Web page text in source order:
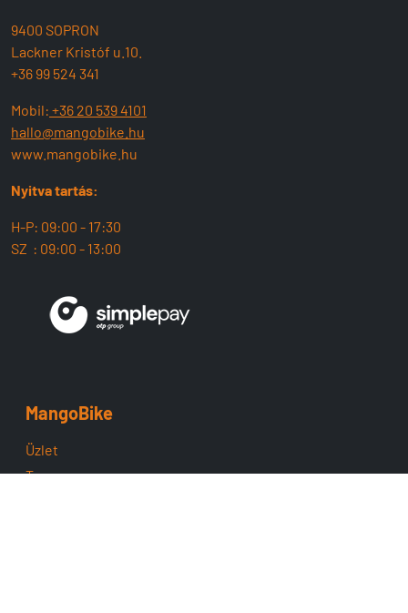
9400 SOPRON
Lackner Kristóf u.10.
+36 99 524 341
Mobil: +36 20 539 4101
hallo@mangobike.hu
www.mangobike.hu
Nyitva tartás:
H-P: 09:00 - 17:30
SZ : 09:00 - 13:00
MangoBike
Üzlet
Team